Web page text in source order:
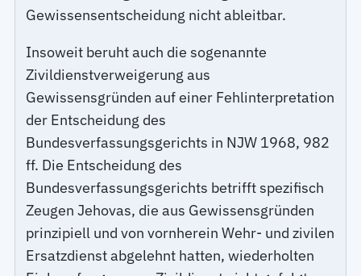
Gewissensentscheidung nicht ableitbar.
Insoweit beruht auch die sogenannte
Zivildienstverweigerung aus
Gewissensgründen auf einer Fehlinterpretation
der Entscheidung des
Bundesverfassungsgerichts in NJW 1968, 982
ff. Die Entscheidung des
Bundesverfassungsgerichts betrifft spezifisch
Zeugen Jehovas, die aus Gewissensgründen
prinzipiell und von vornherein Wehr- und zivilen
Ersatzdienst abgelehnt hatten, wiederholten